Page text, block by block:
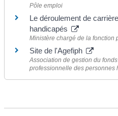
Pôle emploi
Le déroulement de
handicapés
Ministère chargé de la fonction
Site de l'Agefiph
Association de gestion du
professionnelle des personnes